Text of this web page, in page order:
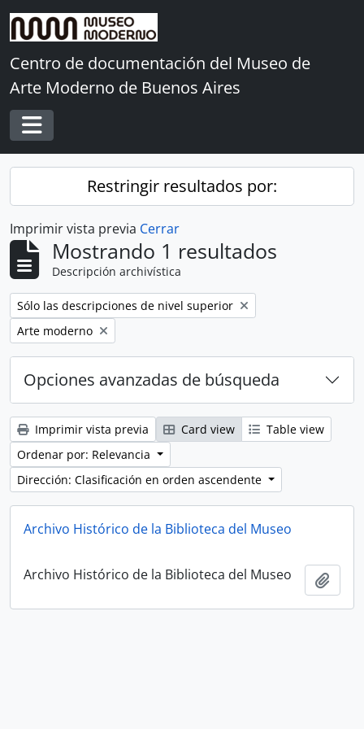
Skip to main content
Centro de documentación del Museo de
Arte Moderno de Buenos Aires
Toggle navigation
Restringir resultados por:
Imprimir vista previa Cerrar
Mostrando 1 resultados
Descripción archivística
Remove filter:
Sólo las descripciones de nivel superior
Remove filter:
Arte moderno
Opciones avanzadas de búsqueda
Imprimir vista previa Card view
Table view
Ordenar por: Relevancia
Dirección: Clasificación en orden ascendente
Archivo Histórico de la Biblioteca del Museo
Archivo Histórico de la Biblioteca del Museo